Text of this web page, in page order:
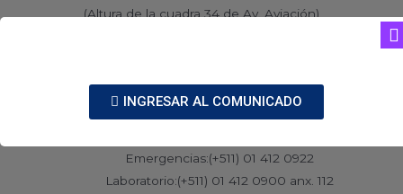
(Altura de la cuadra 34 de Av. Aviación)
Emergencias:(+511) 01 412 0922
Laboratorio:(+511) 01 412 0900 anx. 112
INGRESAR AL COMUNICADO